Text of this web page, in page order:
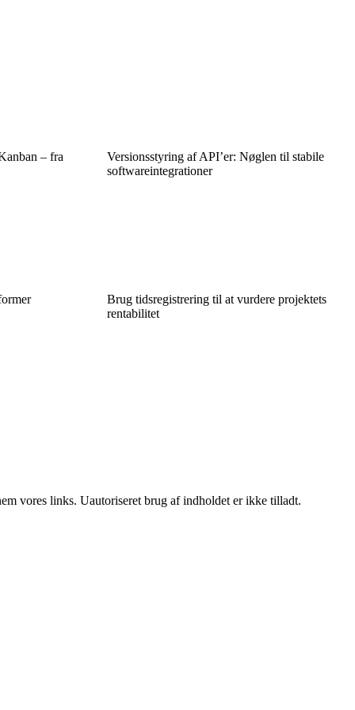
– fra
Versionsstyring af API’er: Nøglen til stabile
softwareintegrationer
Brug tidsregistrering til at vurdere projektets
rentabilitet
vores links. Uautoriseret brug af indholdet er ikke tilladt.